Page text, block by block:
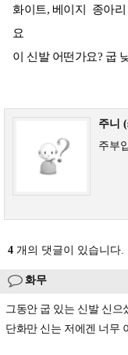
화이트, 베이지 종아
요
이 신발 어떤가요? 굽
주니
주부
4 개의 댓글이 있습니다.
화무
그동안 굽 있는 신발 신
단화만 신는 저에겐 너무